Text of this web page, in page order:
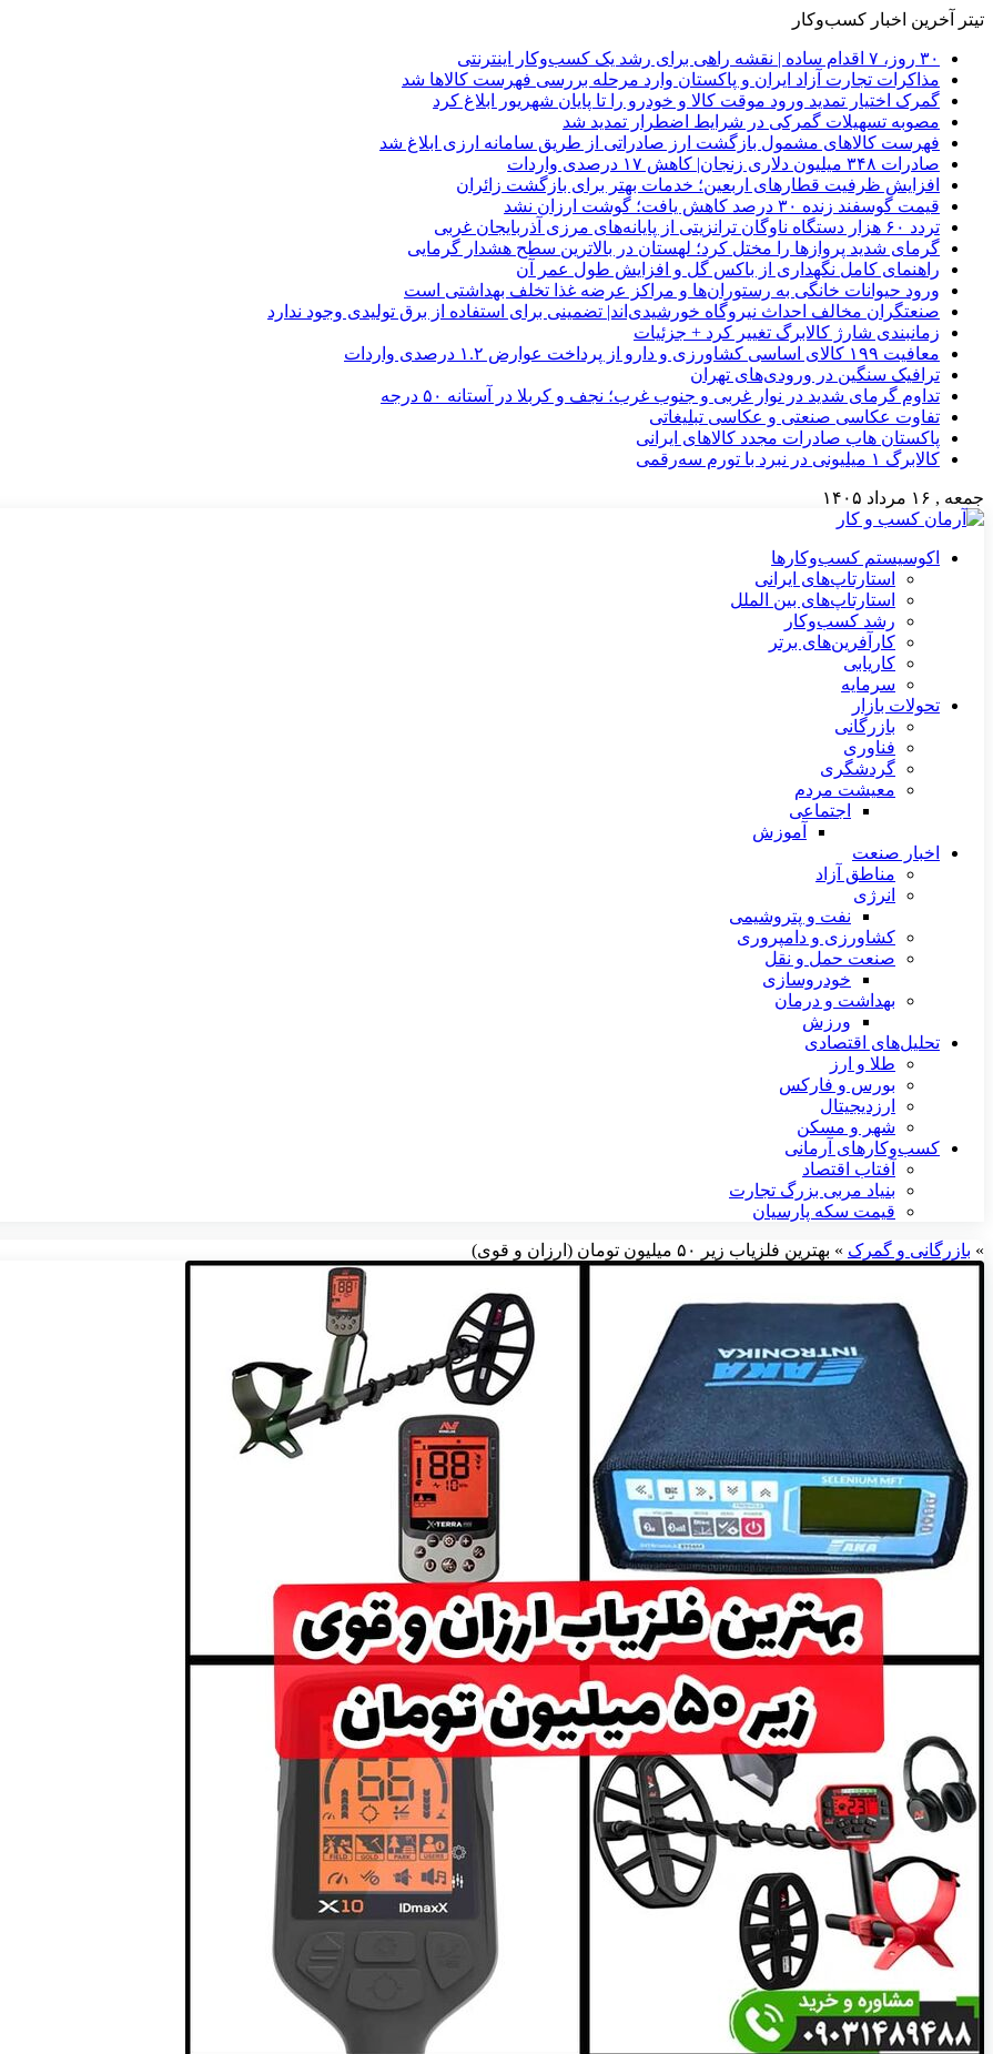
تیتر آخرین اخبار کسب‌وکار
۳۰ روز، ۷ اقدام ساده | نقشه راهی برای رشد یک کسب‌وکار اینترنتی
مذاکرات تجارت آزاد ایران و پاکستان وارد مرحله بررسی فهرست کالاها شد
گمرک اختیار تمدید ورود موقت کالا و خودرو را تا پایان شهریور ابلاغ کرد
مصوبه تسهیلات گمرکی در شرایط اضطرار تمدید شد
فهرست کالاهای مشمول بازگشت ارز صادراتی از طریق سامانه ارزی ابلاغ شد
صادرات ۳۴۸ میلیون دلاری زنجان| ‌کاهش ۱۷ درصدی واردات
افزایش ظرفیت قطارهای اربعین؛ خدمات بهتر برای بازگشت زائران
قیمت گوسفند زنده ۳۰ درصد کاهش یافت؛ گوشت ارزان نشد
تردد ۶۰ هزار دستگاه ناوگان ترانزیتی از پایانه‌های مرزی آذربایجان ‌غربی
گرمای شدید پروازها را مختل کرد؛ لهستان در بالاترین سطح هشدار گرمایی
راهنمای کامل نگهداری از باکس گل و افزایش طول عمر آن
ورود حیوانات خانگی به رستوران‌ها و مراکز عرضه غذا تخلف بهداشتی است
صنعتگران مخالف احداث نیروگاه خورشیدی‌اند| تضمینی برای استفاده از برق تولیدی وجود ندارد
زمانبندی شارژ کالابرگ تغییر کرد + جزئیات
معافیت ۱۹۹ کالای اساسی کشاورزی و دارو از پرداخت عوارض ۱.۲ درصدی واردات
ترافیک سنگین در ورودی‌های تهران
تداوم گرمای شدید در نوار غربی و جنوب غرب؛ نجف و کربلا در آستانه ۵۰ درجه
تفاوت عکاسی صنعتی و عکاسی تبلیغاتی
پاکستان هاب صادرات مجدد کالاهای ایرانی
کالابرگ ۱ میلیونی در نبرد با تورم سه‌رقمی
جمعه , ۱۶ مرداد ۱۴۰۵
اکوسیستم کسب‌وکارها
استارتاپ‌های ایرانی
استارتاپ‌های بین الملل
رشد کسب‌وکار
کارآفرین‌های برتر
کاریابی
سرمایه
تحولات بازار
بازرگانی
فناوری
گردشگری
معیشت مردم
اجتماعی
آموزش
اخبار صنعت
مناطق آزاد
انرژی
نفت و پتروشیمی
کشاورزی و دامپروری
صنعت حمل و نقل
خودروسازی
بهداشت و درمان
ورزش
تحلیل‌های اقتصادی
طلا و ارز
بورس و فارکس
ارزدیجیتال
شهر و مسکن
کسب‌وکارهای آرمانی
آفتاب اقتصاد
بنیاد مربی بزرگ تجارت
قیمت سکه پارسیان
» بازرگانی و گمرک » بهترین فلزیاب زیر ۵۰ میلیون تومان (ارزان و قوی)